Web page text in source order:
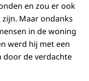
en zou er ook
Maar ondanks
in de woning
werd hij met een
door de verdachte